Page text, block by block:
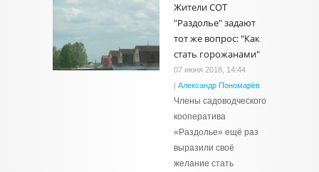
Жители СОТ
"Раздолье" задают
тот же вопрос: "Как
стать горожанами"
07 июня 2018, 14:44
| Александр Пономарёв
Члены садоводческого
кооператива
«Раздолье» ещё раз
выразили своё
желание стать